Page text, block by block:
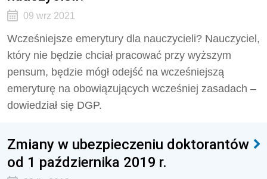
09 wrz 2021
Wcześniejsze emerytury dla nauczycieli? Nauczyciel,
który nie będzie chciał pracować przy wyższym
pensum, będzie mógł odejść na wcześniejszą
emeryturę na obowiązujących wcześniej zasadach –
dowiedział się DGP.
Zmiany w ubezpieczeniu doktorantów
od 1 października 2019 r.